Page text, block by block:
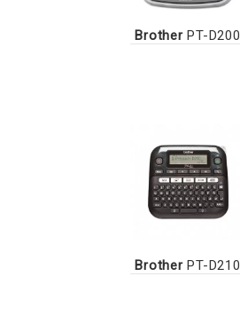
BrotherPT-D200
BrotherPT-D210